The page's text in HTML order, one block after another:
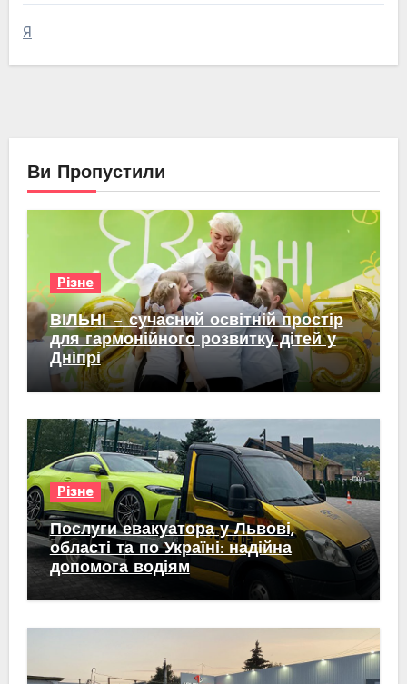
Я
Ви Пропустили
Різне
ВІЛЬНІ — сучасний освітній простір
для гармонійного розвитку дітей у
Дніпрі
Різне
Послуги евакуатора у Львові,
області та по Україні: надійна
допомога водіям